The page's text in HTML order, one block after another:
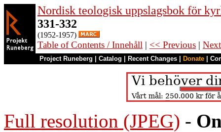
Nordisk teologisk uppslagsbok för
331-332
(1952-1957)
Table of Contents / Innehåll | << Previous |
Project Runeberg Catalog Recent Changes Donate
Full resolution (JPEG) -